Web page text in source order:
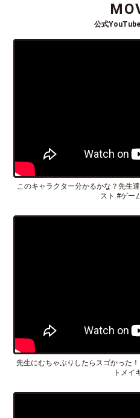
公式
このキャラクター分かるかな？先生
スト #ゲー
先生にむちゃぶりしたらスゴかった
トメイ